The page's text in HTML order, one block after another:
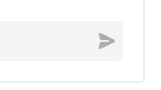
Envoyer